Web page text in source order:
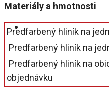
KONTAKT
Materiály a hmotnosti
Predfarbený hliník na
Predfarbený hliník na
Predfarbený hliník na
objednávku